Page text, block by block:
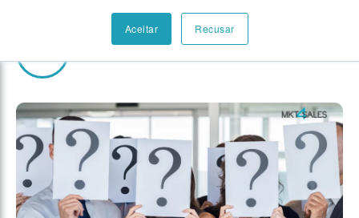
Aceitar Recusar
Escrito porRenata Schleiffer Gracia